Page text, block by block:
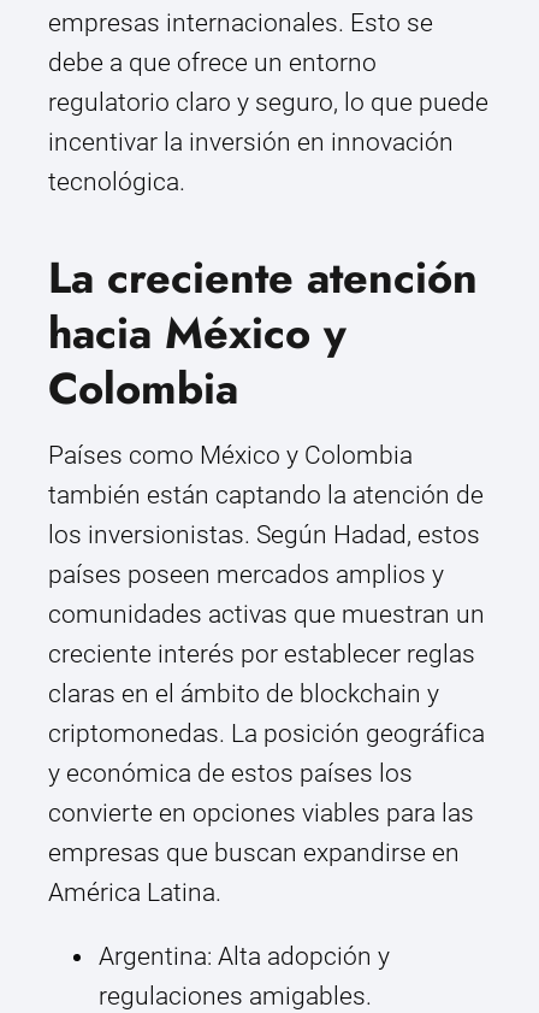
empresas internacionales. Esto se
debe a que ofrece un entorno
regulatorio claro y seguro, lo que puede
incentivar la inversión en innovación
tecnológica.
La creciente atención
hacia México y
Colombia
Países como México y Colombia
también están captando la atención de
los inversionistas. Según Hadad, estos
países poseen mercados amplios y
comunidades activas que muestran un
creciente interés por establecer reglas
claras en el ámbito de blockchain y
criptomonedas. La posición geográfica
y económica de estos países los
convierte en opciones viables para las
empresas que buscan expandirse en
América Latina.
Argentina: Alta adopción y
regulaciones amigables.